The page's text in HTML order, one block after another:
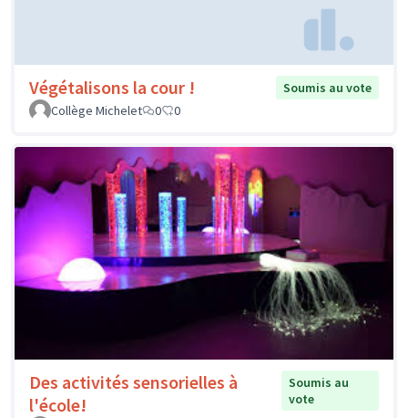
Végétalisons la cour !
Soumis au vote
Collège Michelet
0 0
Des activités sensorielles à
l'école!
Soumis au
vote